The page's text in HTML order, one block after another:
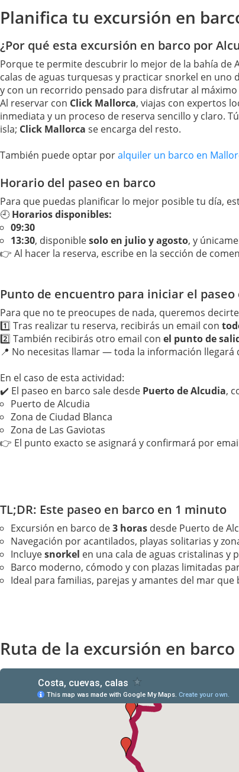
Planifica tu excursión en
¿Por qué esta excursión en barco por
Porque te permite descubrir lo mejor de la bahía de
calas de aguas turquesas y practicar snorkel en
y con un recorrido pensado para disfrutar al máximo
Al reservar con Click Mallorca, viajas con expertos
inmediata y un proceso de reserva sencillo y claro.
isla; Click Mallorca se encarga del resto.
También puede optar poralquiler un barco en
Horario del paseo en barco
Para que puedas planificar lo mejor posible tu día,
🕘 Horarios disponibles:
09:30
13:30, disponiblesolo en julio y agosto, y
👉 Al hacer la reserva, escribe en la sección de
Punto de encuentro para iniciar el paseo
Para que no te preocupes de nada, queremos
1️⃣ Tras realizar tu reserva, recibirás un email con
2️⃣ También recibirás otro email con el punto de
📍 No necesitas llamar — toda la información
En el caso de esta actividad:
✔️ El paseo en barco sale desde Puerto de Alcudia,
Puerto de Alcudia
Zona de Ciudad Blanca
Zona de Las Gaviotas
👉 El punto exacto se asignará y confirmará por
TL;DR: Este paseo en barco en 1 minuto
Excursión en barco de3 horas desde Puerto de
Navegación por acantilados, playas solitarias y
Incluyesnorkel en una cala de aguas cristalinas y
Barco moderno, cómodo y con plazas limitadas
Ideal para familias, parejas y amantes del mar
Ruta de la excursión en